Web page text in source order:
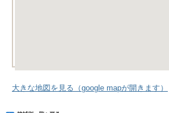
大きな地図を見る（google mapが開きます）